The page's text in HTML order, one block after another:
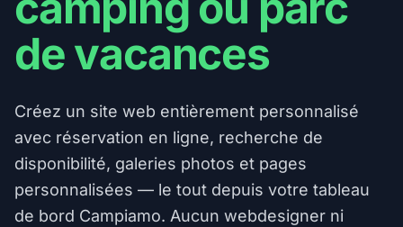
de vacances
Créez un site web entièrement personnalisé
avec réservation en ligne, recherche de
disponibilité, galeries photos et pages
personnalisées — le tout depuis votre tableau
de bord Campiamo. Aucun webdesigner ni